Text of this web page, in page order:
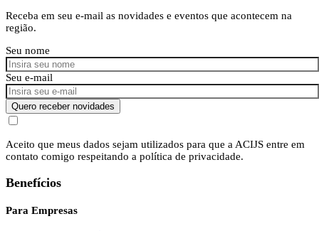
Receba em seu e-mail as novidades e eventos que acontecem na
região.
Seu nome
Seu e-mail
Quero receber novidades
Aceito que meus dados sejam utilizados para que a ACIJS entre em
contato comigo respeitando a política de privacidade.
Benefícios
Para Empresas